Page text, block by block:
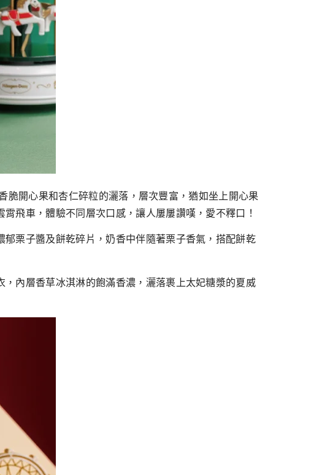
開心果和杏仁碎粒的灑落，層次豐富，猶如坐上開心果
飛車，體驗不同層次口感，讓人屢屢讚嘆，愛不釋口！
栗子醬及餅乾碎片，奶香中伴隨著栗子香氣，搭配餅乾
內層香草冰淇淋的飽滿香濃，灑落裹上太妃糖漿的夏威